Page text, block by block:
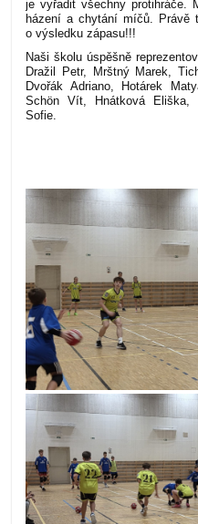
je vyřadit všechny protihráče.
házení a chytání míčů. Právě
o výsledku zápasu!!!
Naši školu úspěšně
Dražil Petr, Mrštný Marek,
Dvořák Adriano, Hotárek
Schön Vít, Hnátková Eliška,
Sofie.